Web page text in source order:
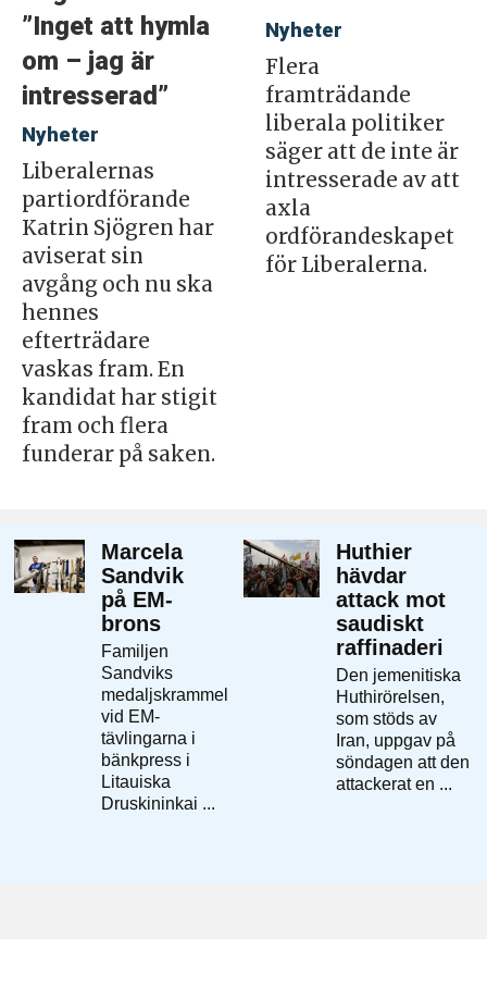
”Inget att hymla
om – jag är
intresserad”
Nyheter
Liberalernas
partiordförande
Katrin Sjögren har
aviserat sin
avgång och nu ska
hennes
efterträdare
vaskas fram. En
kandidat har stigit
fram och flera
funderar på saken.
Nyheter
Flera
framträdande
liberala politiker
säger att de inte är
intresserade av att
axla
ordförandeskapet
för Liberalerna.